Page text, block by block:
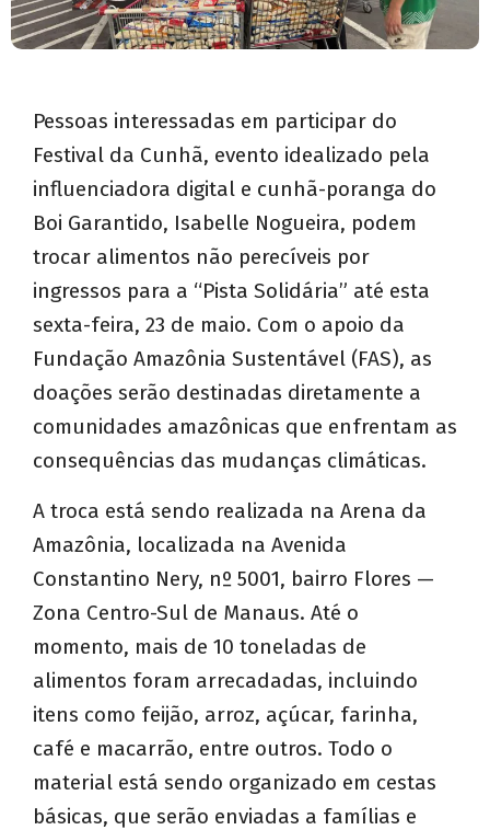
Pessoas interessadas em participar do
Festival da Cunhã, evento idealizado pela
influenciadora digital e cunhã-poranga do
Boi Garantido, Isabelle Nogueira, podem
trocar alimentos não perecíveis por
ingressos para a “Pista Solidária” até esta
sexta-feira, 23 de maio. Com o apoio da
Fundação Amazônia Sustentável (FAS), as
doações serão destinadas diretamente a
comunidades amazônicas que enfrentam as
consequências das mudanças climáticas.
A troca está sendo realizada na Arena da
Amazônia, localizada na Avenida
Constantino Nery, nº 5001, bairro Flores —
Zona Centro-Sul de Manaus. Até o
momento, mais de 10 toneladas de
alimentos foram arrecadadas, incluindo
itens como feijão, arroz, açúcar, farinha,
café e macarrão, entre outros. Todo o
material está sendo organizado em cestas
básicas, que serão enviadas a famílias e